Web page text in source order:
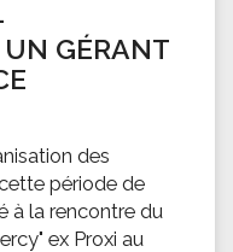
UN GÉRANT
des
période de
à la rencontre du
ex Proxi au